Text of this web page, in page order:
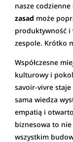
nasze
zasad może
produktywność i
zespole. Krótko
Współczesne
kulturowy i
savoir-vivre
sama wiedza
empatią i
biznesowa to
wszystkim